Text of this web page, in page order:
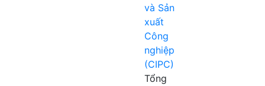
và Sản
xuất
Công
nghiệp
(CIPC)
Tổng